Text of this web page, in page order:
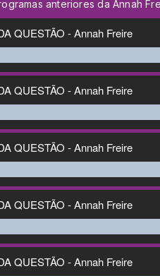
anteriores da Annah